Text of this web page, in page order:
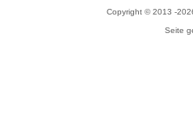
Copyright © 2013 -
Seite